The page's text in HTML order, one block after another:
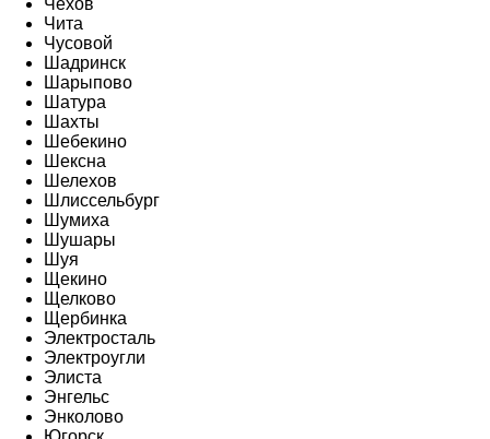
Чехов
Чита
Чусовой
Шадринск
Шарыпово
Шатура
Шахты
Шебекино
Шексна
Шелехов
Шлиссельбург
Шумиха
Шушары
Шуя
Щекино
Щелково
Щербинка
Электросталь
Электроугли
Элиста
Энгельс
Энколово